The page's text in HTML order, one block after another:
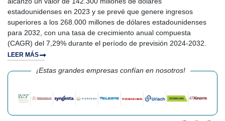
estadounidenses en 2023 y se prevé que genere ingresos
superiores a los 268.000 millones de dólares estadounidenses
para 2032, con una tasa de crecimiento anual compuesta
(CAGR) del 7,29% durante el período de previsión 2024-2032.
LEER MÁS
¡Estas grandes empresas confían en nosotros!